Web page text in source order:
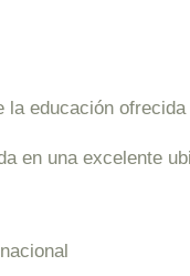
la educación
en una excelente